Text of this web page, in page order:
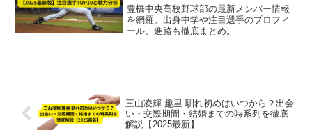
豊橋中央高校野球部の最新メンバー情報
を網羅。出身中学や注目選手のプロフィ
ール、進路も徹底まとめ。
三山凌輝 趣里 馴れ初めはいつから？出会
い・交際期間・結婚までの時系列を徹底
解説【2025最新】